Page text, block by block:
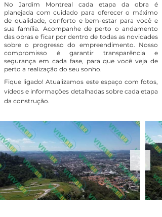
No Jardim Montreal cada etapa da obra é
planejada com cuidado para oferecer o máximo
de qualidade, conforto e bem-estar para você e
sua família. Acompanhe de perto o andamento
das obras e ficar por dentro de todas as novidades
sobre o progresso do empreendimento. Nosso
compromisso é garantir transparência e
segurança em cada fase, para que você veja de
perto a realização do seu sonho.
Fique ligado! Atualizamos este espaço com fotos,
vídeos e informações detalhadas sobre cada etapa
da construção.